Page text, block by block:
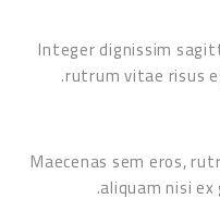
Integer dignissim
rutrum vitae risus
Maecenas sem eros,
aliquam nisi